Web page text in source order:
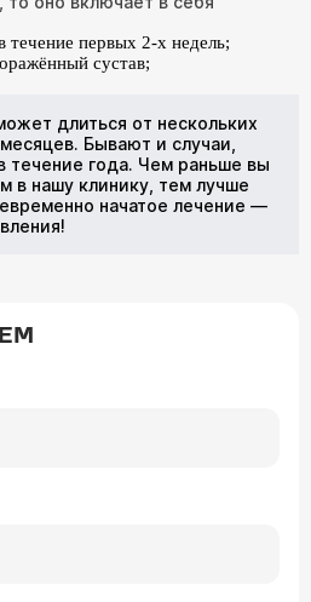
течение первых 2-х недель;
сустав;
длиться от нескольких
Бывают и случаи,
течение года. Чем раньше вы
в нашу клинику, тем лучше
начатое лечение —